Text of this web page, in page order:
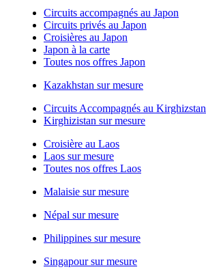
Circuits accompagnés au Japon
Circuits privés au Japon
Croisières au Japon
Japon à la carte
Toutes nos offres Japon
Kazakhstan sur mesure
Circuits Accompagnés au Kirghizstan
Kirghizistan sur mesure
Croisière au Laos
Laos sur mesure
Toutes nos offres Laos
Malaisie sur mesure
Népal sur mesure
Philippines sur mesure
Singapour sur mesure